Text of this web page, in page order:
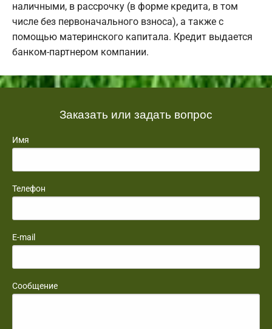
наличными, в рассрочку (в форме кредита, в том
числе без первоначального взноса), а также с
помощью материнского капитала. Кредит выдается
банком-партнером компании.
Заказать или задать вопрос
Имя
Телефон
E-mail
Сообщение